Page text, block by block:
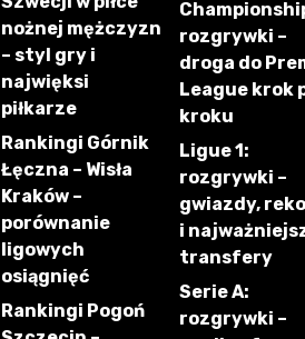
nożnej mężczyzn
– styl gry i
najwięksi
piłkarze
Rankingi Górnik
Łęczna – Wisła
Kraków –
porównanie
ligowych
osiągnięć
Rankingi Pogoń
rozgrywki –
droga do
League krok
kroku
Ligue 1:
rozgrywki –
gwiazdy,
i
transfery
Serie A:
rozgrywki –